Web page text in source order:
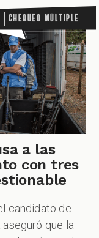
Chequeo Múltiple
a las
con tres
candidato de
que la